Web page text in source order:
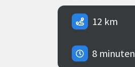
12 km
8 minuten